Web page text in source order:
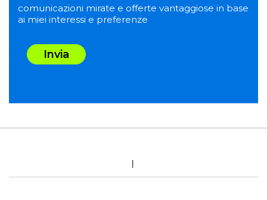
comunicazioni mirate e offerte vantaggiose in base
ai miei interessi e preferenze
Invia